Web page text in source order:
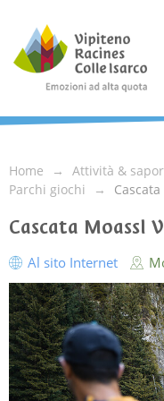
Home Attività &
Parchi giochi
Cascata Moassl
Al sito Internet